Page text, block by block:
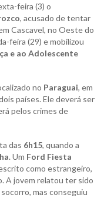
feira (3) o
, acusado de tentar
Cascavel, no Oeste do
feira (29) e mobilizou
e ao Adolescente
no Paraguai, em
países. Ele deverá ser
pelos crimes de
das 6h15, quando a
. Um Ford Fiesta
como estrangeiro,
A jovem relatou ter sido
mas conseguiu